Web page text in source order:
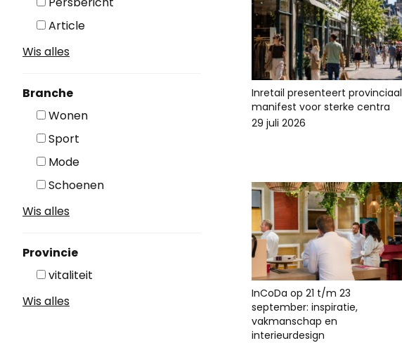
Article
Wis alles
Branche
Wonen
Sport
Mode
Schoenen
Wis alles
Provincie
vitaliteit
Wis alles
Inretail presenteert provinciaal
manifest voor sterke centra
29 juli 2026
InCoDa op 21 t/m 23
september: inspiratie,
vakmanschap en
interieurdesign